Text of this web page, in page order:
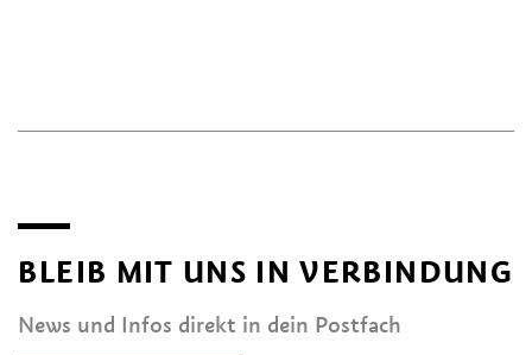
BLEIB MIT UNS IN VERBINDUNG
News und Infos direkt in dein Postfach